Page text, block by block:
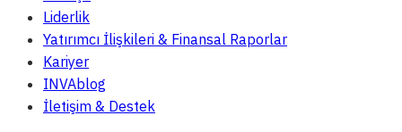
Liderlik
Yatırımcı İlişkileri & Finansal Raporlar
Kariyer
INVAblog
İletişim & Destek